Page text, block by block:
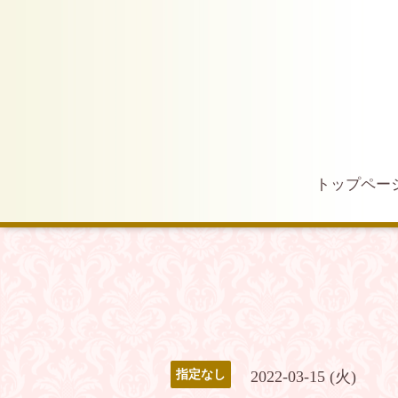
トップペー
指定なし 2022-03-15 (火)